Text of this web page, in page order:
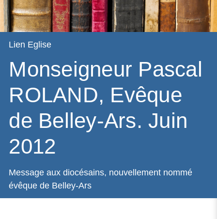
Lien Eglise
Monseigneur Pascal
ROLAND, Evêque
de Belley-Ars. Juin
2012
Message aux diocésains, nouvellement nommé
évêque de Belley-Ars